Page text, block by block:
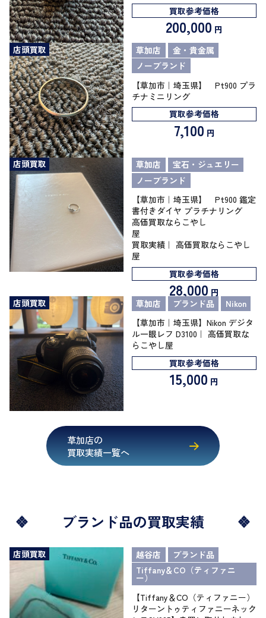
買取参考価格
200,000 円
店頭買取
草加店
金・貴金属
ノーブランド
【草加市｜埼玉県】 Pt900 プラ
チナミニリング
買取参考価格
7,100 円
店頭買取 草加店
宝石・ジュエリー
ノーブランド
【草加市｜埼玉県】 Pt900 鑑定
書付きダイヤ プラチナリング
高価買取ならこやし
買取実績｜ 高価買取ならこやし
屋
買取参考価格
28,000 円
店頭買取
草加店 ブランド品
Nikon
【草加市｜埼玉県】Nikon デジタ
ル一眼レフ D3100｜ 高価買取な
らこやし屋
買取参考価格
15,000 円
草加店の
買取実績一覧へ
ブランド品の買取実績
店頭買取 越谷店
ブランド品
Tiffany＆CO（ティファニ
ー）
【Tiffany＆CO（ティファニー）
リターントゥティファニーネック